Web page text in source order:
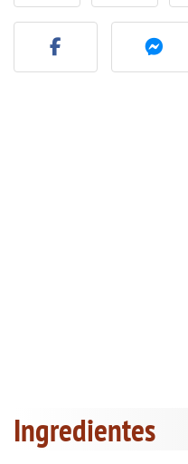
Fez esta
Ingredientes